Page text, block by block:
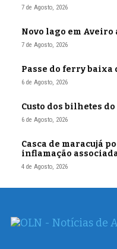
7 de Agosto, 2026
Novo lago em Aveiro
7 de Agosto, 2026
Passe do ferry baixa
6 de Agosto, 2026
Custo dos bilhetes
6 de Agosto, 2026
Casca de maracujá
inflamação
4 de Agosto, 2026